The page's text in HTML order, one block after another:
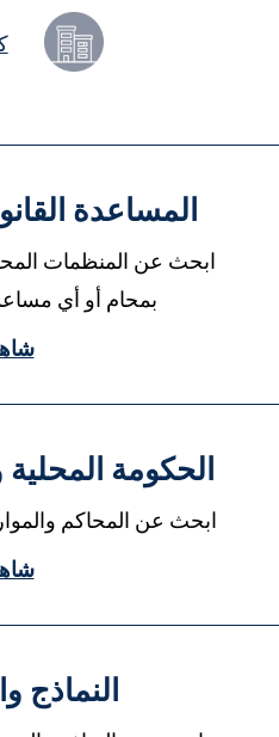
المساعدة
ابحث عن المنظمات المحلية
بمحام أو أي مساعدة
شاهد
الحكومة المحلية
ابحث عن المحاكم
شاهد
النماذج